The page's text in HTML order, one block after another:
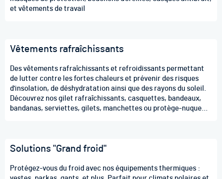
et vêtements de travail
Vêtements rafraîchissants
Des vêtements rafraîchissants et refroidissants permettant
de lutter contre les fortes chaleurs et prévenir des risques
d'insolation, de déshydratation ainsi que des rayons du soleil.
Découvrez nos gilet rafraîchissants, casquettes, bandeaux,
bandanas, serviettes, gilets, manchettes ou protège-nuque
Solutions "Grand froid"
Protégez-vous du froid avec nos équipements thermiques :